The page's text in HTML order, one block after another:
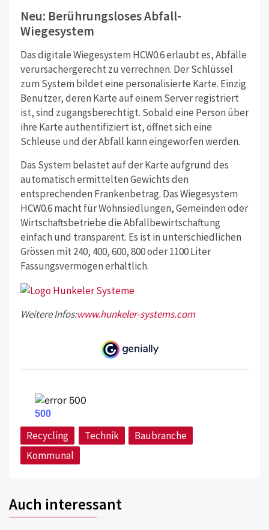
Neu: Berührungsloses Abfall-
Wiegesystem
Das digitale Wiegesystem HCW0.6 erlaubt es, Abfälle
verursachergerecht zu verrechnen. Der Schlüssel
zum System bildet eine personalisierte Karte. Einzig
Benutzer, deren Karte auf einem Server registriert
ist, sind zugangsberechtigt. Sobald eine Person über
ihre Karte authentifiziert ist, öffnet sich eine
Schleuse und der Abfall kann eingeworfen werden.
Das System belastet auf der Karte aufgrund des
automatisch ermittelten Gewichts den
entsprechenden Frankenbetrag. Das Wiegesystem
HCW0.6 macht für Wohnsiedlungen, Gemeinden oder
Wirtschaftsbetriebe die Abfallbewirtschaftung
einfach und transparent. Es ist in unterschiedlichen
Grössen mit 240, 400, 600, 800 oder 1100 Liter
Fassungsvermögen erhältlich.
Weitere Infos:www.hunkeler-systems.com
Recycling Technik
Baubranche
Kommunal
Auch interessant